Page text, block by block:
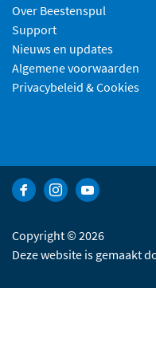
Over Beestenspul
Support
Nieuws en updates
Algemene voorwaarden
Privacybeleid & Cookies
Bekijk Facebook van
Bekijk Instagram
Bekijk
Copyright © 2026
Deze website is gemaakt